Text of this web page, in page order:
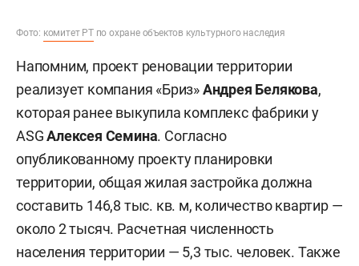
Фото: комитет РТпо охране объектов культурного наследия
Напомним, проект реновации территории
реализует компания «Бриз»Андрея Белякова,
которая ранее выкупила комплекс фабрики у
ASGАлексея Семина. Согласно
опубликованному проекту планировки
территории, общая жилая застройка должна
составить 146,8 тыс. кв. м, количество квартир —
около 2 тысяч. Расчетная численность
населения территории — 5,3 тыс. человек. Также